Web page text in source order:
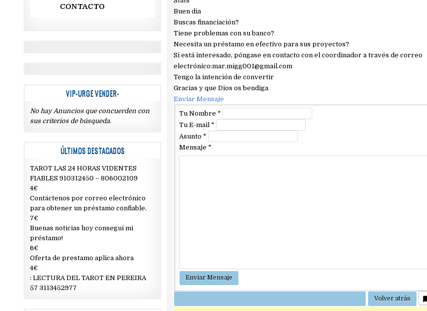
Buen dia
Buscas financiación?
Tiene problemas con su banco?
Necesita un préstamo en efectivo para sus proyectos?
Si está interesado, póngase en contacto con el coordinador a través de correo
electrónico:mar.migg001@gmail.com
Tengo la intención de convertir
Gracias y que Dios os bendiga
Enviar Mensaje
Tu Nombre *
Tu E-mail *
Asunto *
Mensaje *
CONTACTO
VIP-URGE VENDER-
No hay Anuncios que concuerden con
sus criterios de búsqueda.
ÚLTIMOS DESTACADOS
TAROT LAS 24 HORAS VIDENTES
FIABLES 910312450 – 806002109
4€
Contáctenos por correo electrónico
para obtener un préstamo confiable.
7€
Buenas noticias hoy conseguí mi
préstamo!
6€
Oferta de prestamo aplica ahora
4€
: LECTURA DEL TAROT EN PEREIRA
57 3113452977